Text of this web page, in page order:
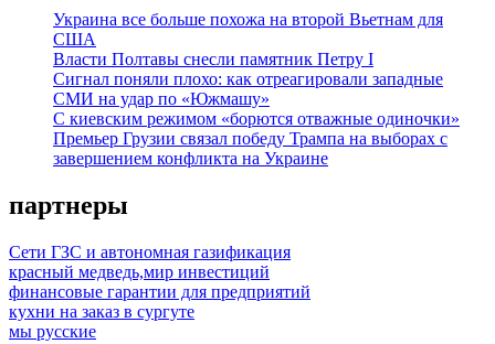
Украина все больше похожа на второй Вьетнам для
США
Власти Полтавы снесли памятник Петру I
Сигнал поняли плохо: как отреагировали западные
СМИ на удар по «Южмашу»
С киевским режимом «борются отважные одиночки»
Премьер Грузии связал победу Трампа на выборах с
завершением конфликта на Украине
партнеры
Сети ГЗС и автономная газификация
красный медведь,мир инвестиций
финансовые гарантии для предприятий
кухни на заказ в сургуте
мы русские